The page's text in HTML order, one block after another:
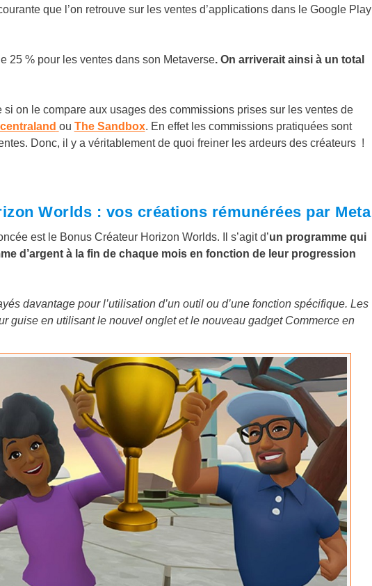
que l’on retrouve sur les ventes d’applications dans le Google Play
25 % pour les ventes dans son Metaverse. On arriverait ainsi à un total
si on le compare aux usages des commissions prises sur les ventes de
ou The Sandbox. En effet les commissions pratiquées sont
Donc, il y a véritablement de quoi freiner les ardeurs des créateurs !
Worlds : vos créations rémunérées par Meta
est le Bonus Créateur Horizon Worlds. Il s’agit d’un programme qui
d’argent à la fin de chaque mois en fonction de leur progression
davantage pour l’utilisation d’un outil ou d’une fonction spécifique. Les
guise en utilisant le nouvel onglet et le nouveau gadget Commerce en